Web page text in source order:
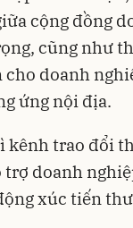
cộng đồng
cũng như
cho doanh
ứng nội địa.
kênh trao đổi
doanh
xúc tiến